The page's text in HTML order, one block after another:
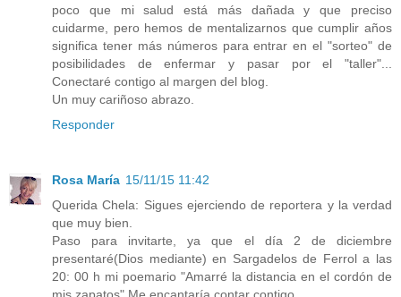
poco que mi salud está más dañada y que preciso
cuidarme, pero hemos de mentalizarnos que cumplir años
significa tener más números para entrar en el "sorteo" de
posibilidades de enfermar y pasar por el "taller"...
Conectaré contigo al margen del blog.
Un muy cariñoso abrazo.
Responder
Rosa María 15/11/15 11:42
Querida Chela: Sigues ejerciendo de reportera y la verdad
que muy bien.
Paso para invitarte, ya que el día 2 de diciembre
presentaré(Dios mediante) en Sargadelos de Ferrol a las
20: 00 h mi poemario "Amarré la distancia en el cordón de